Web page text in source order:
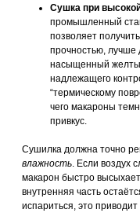
Сушка при
промышленный
позволяет
прочностью, лучше
насыщенный
надлежащего
“термическому
чего макароны
привкус.
Сушилка должна точно
влажность. Если воздух
макарон быстро высыхает
внутренняя часть
испариться, это